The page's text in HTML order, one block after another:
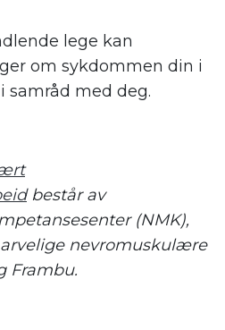
lege kan
om sykdommen din i
samråd med deg.
består av
(NMK),
nevromuskulære
Frambu.